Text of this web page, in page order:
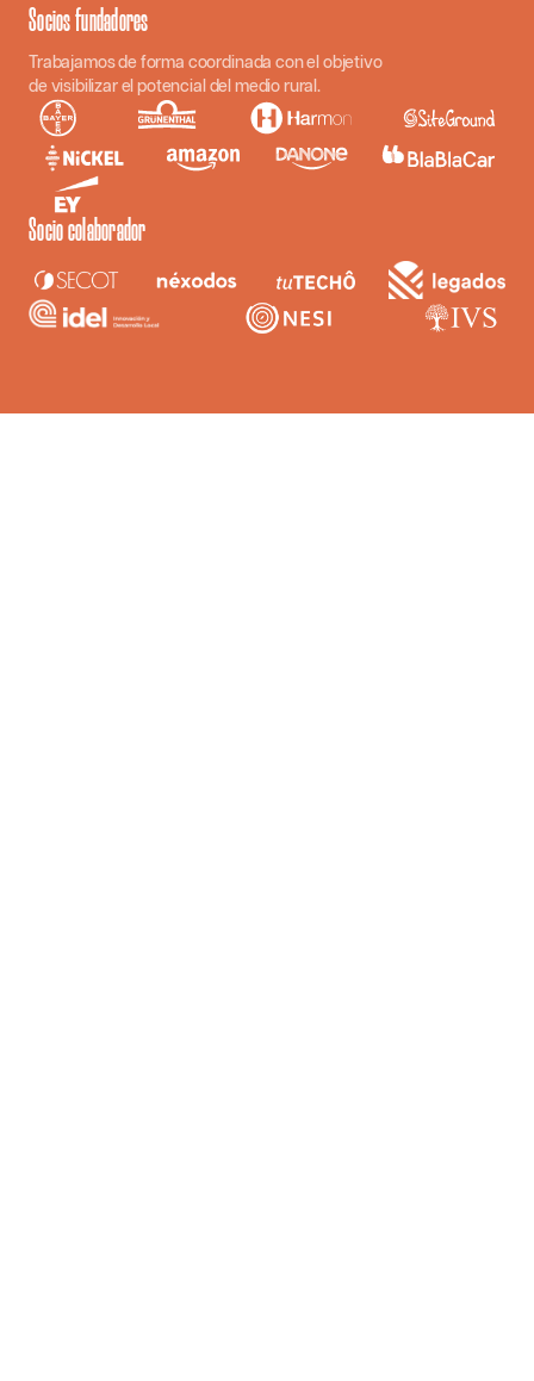
Socios fundadores
Trabajamos de forma coordinada con el objetivo
de visibilizar el potencial del medio rural.
Socio colaborador